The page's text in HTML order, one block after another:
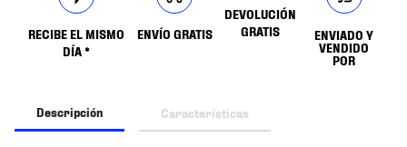
RECIBE EL MISMO
DÍA *
ENVÍO GRATIS
DEVOLUCIÓN
GRATIS
ENVIADO Y
VENDIDO
POR
Descripción Características